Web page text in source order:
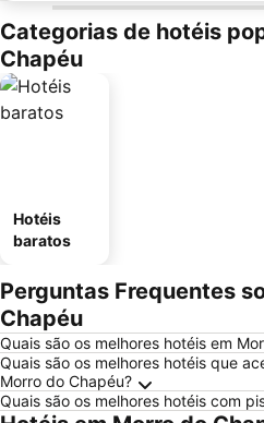
Categorias de hotéis
Chapéu
Hotéis
baratos
Perguntas Frequentes
Chapéu
Quais são os melhores hotéis em
Quais são os melhores hotéis que
Morro do Chapéu?
Quais são os melhores hotéis com